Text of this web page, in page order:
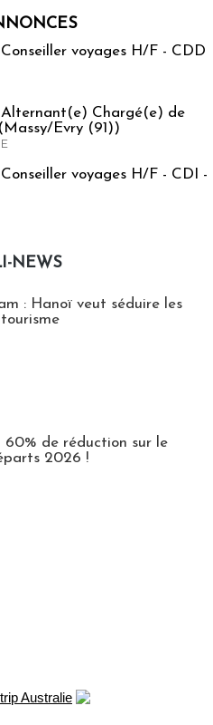
voyages H/F - CDD
Alternant(e) Chargé(e) de
Evry (91))
voyages H/F - CDI -
NEWS
: Hanoï veut séduire les
60% de réduction sur le
2026 !